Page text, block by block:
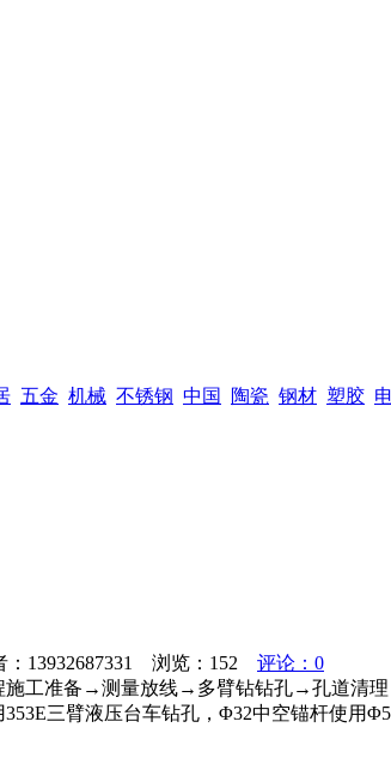
五金 机械 不锈钢 中国 陶瓷 钢材 塑胶
13932687331 浏览： 152
评论：0
施工准备→测量放线→多臂钻钻孔→孔道
三臂液压台车钻孔，Φ32中空锚杆使用